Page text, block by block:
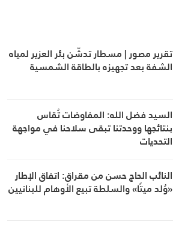
تقرير مصور | مسطار تدشّن بئر العزير لمياه
الشفة بعد تجهيزه بالطاقة الشمسية
السيد فضل الله: المفاوضات تُقاس
بنتائجها ووحدتنا تبقى سلاحنا في مواجهة
التحديات
النائب الحاج حسن من مقراق: اتفاق الإطار
«وُلد ميتًا» والسلطة تبيع الأوهام للبنانيين